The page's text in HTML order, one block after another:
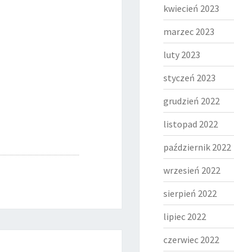
kwiecień 2023
marzec 2023
luty 2023
styczeń 2023
grudzień 2022
listopad 2022
październik 2022
wrzesień 2022
sierpień 2022
lipiec 2022
czerwiec 2022